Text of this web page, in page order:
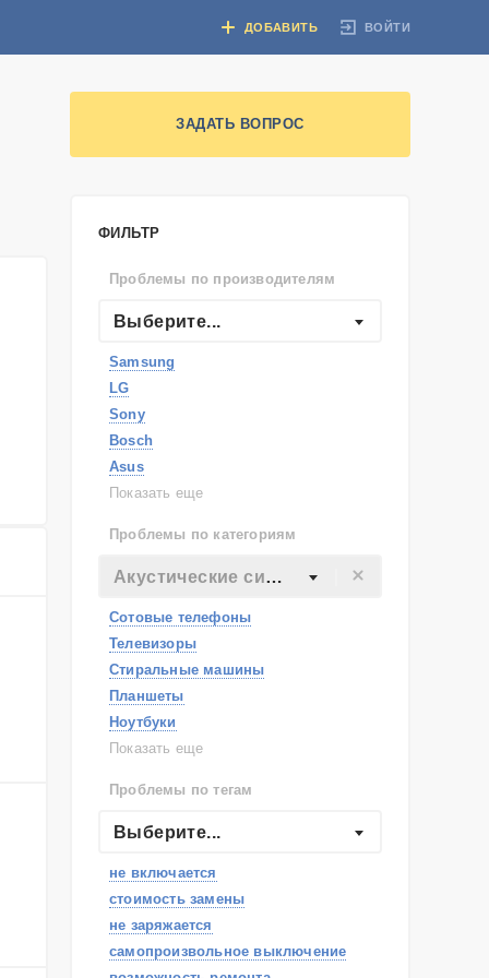
ВОЙТИ
ДОБАВИТЬ
ЗАДАТЬ ВОПРОС
ФИЛЬТР
Проблемы по производителям
Выберите...
Samsung
LG
Sony
Bosch
Asus
Lenovo
Apple
Indesit
Показать еще
Проблемы по категориям
Акустические системы
Сотовые телефоны
Телевизоры
Стиральные машины
Планшеты
Ноутбуки
Холодильники
Посудомоечные машины
Наушники
Показать еще
Проблемы по тегам
Выберите...
не включается
стоимость замены
не заряжается
самопроизвольное выключение